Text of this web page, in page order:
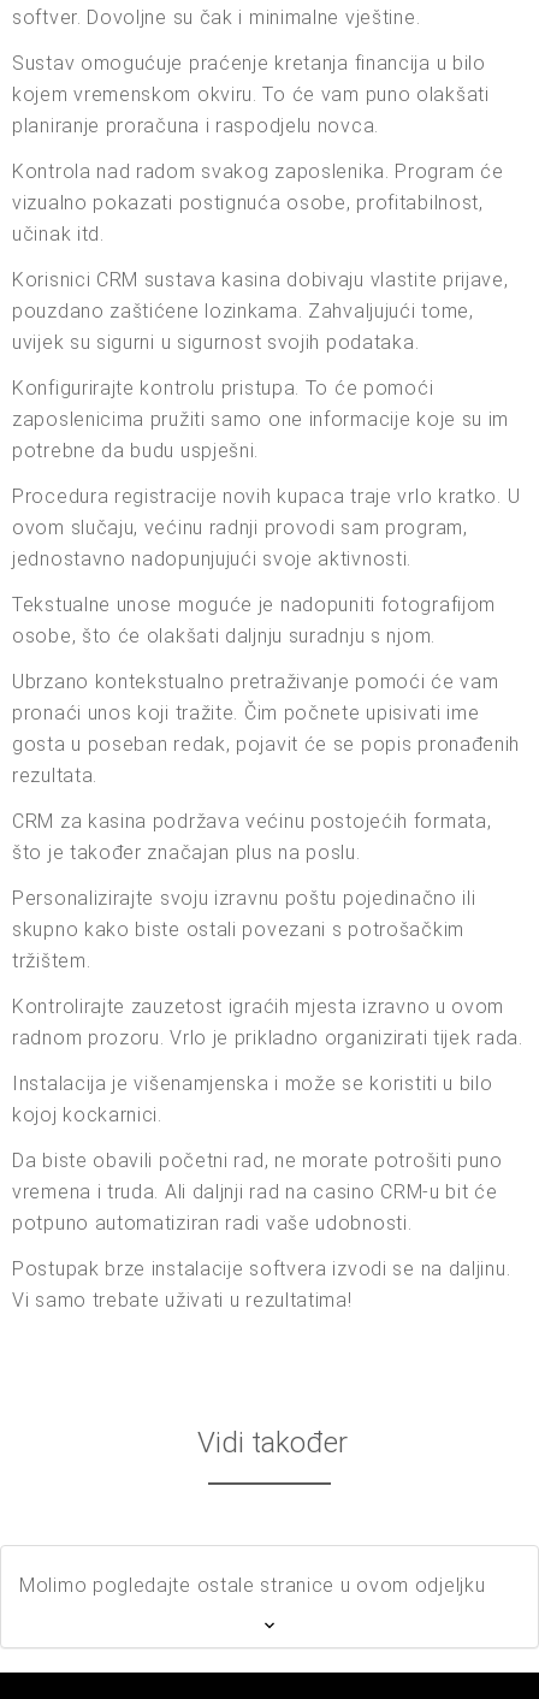
softver. Dovoljne su čak i minimalne vještine.
Sustav omogućuje praćenje kretanja financija u bilo
kojem vremenskom okviru. To će vam puno olakšati
planiranje proračuna i raspodjelu novca.
Kontrola nad radom svakog zaposlenika. Program će
vizualno pokazati postignuća osobe, profitabilnost,
učinak itd.
Korisnici CRM sustava kasina dobivaju vlastite prijave,
pouzdano zaštićene lozinkama. Zahvaljujući tome,
uvijek su sigurni u sigurnost svojih podataka.
Konfigurirajte kontrolu pristupa. To će pomoći
zaposlenicima pružiti samo one informacije koje su im
potrebne da budu uspješni.
Procedura registracije novih kupaca traje vrlo kratko. U
ovom slučaju, većinu radnji provodi sam program,
jednostavno nadopunjujući svoje aktivnosti.
Tekstualne unose moguće je nadopuniti fotografijom
osobe, što će olakšati daljnju suradnju s njom.
Ubrzano kontekstualno pretraživanje pomoći će vam
pronaći unos koji tražite. Čim počnete upisivati ime
gosta u poseban redak, pojavit će se popis pronađenih
rezultata.
CRM za kasina podržava većinu postojećih formata,
što je također značajan plus na poslu.
Personalizirajte svoju izravnu poštu pojedinačno ili
skupno kako biste ostali povezani s potrošačkim
tržištem.
Kontrolirajte zauzetost igraćih mjesta izravno u ovom
radnom prozoru. Vrlo je prikladno organizirati tijek rada.
Instalacija je višenamjenska i može se koristiti u bilo
kojoj kockarnici.
Da biste obavili početni rad, ne morate potrošiti puno
vremena i truda. Ali daljnji rad na casino CRM-u bit će
potpuno automatiziran radi vaše udobnosti.
Postupak brze instalacije softvera izvodi se na daljinu.
Vi samo trebate uživati u rezultatima!
Vidi također
Molimo pogledajte ostale stranice u ovom odjeljku